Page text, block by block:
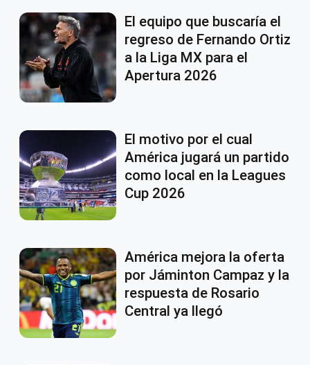
El equipo que buscaría el
regreso de Fernando Ortiz
a la Liga MX para el
Apertura 2026
El motivo por el cual
América jugará un partido
como local en la Leagues
Cup 2026
América mejora la oferta
por Jáminton Campaz y la
respuesta de Rosario
Central ya llegó